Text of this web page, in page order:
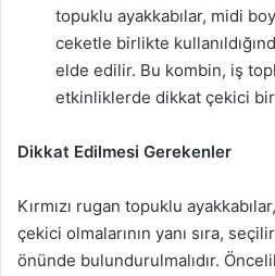
topuklu ayakkabılar, midi
ceketle birlikte
elde edilir. Bu kombin, iş
etkinliklerde dikkat çekici
Dikkat Edilmesi Gerekenler
Kırmızı rugan topuklu
çekici olmalarının yanı sıra,
önünde bulundurulmalıdır.